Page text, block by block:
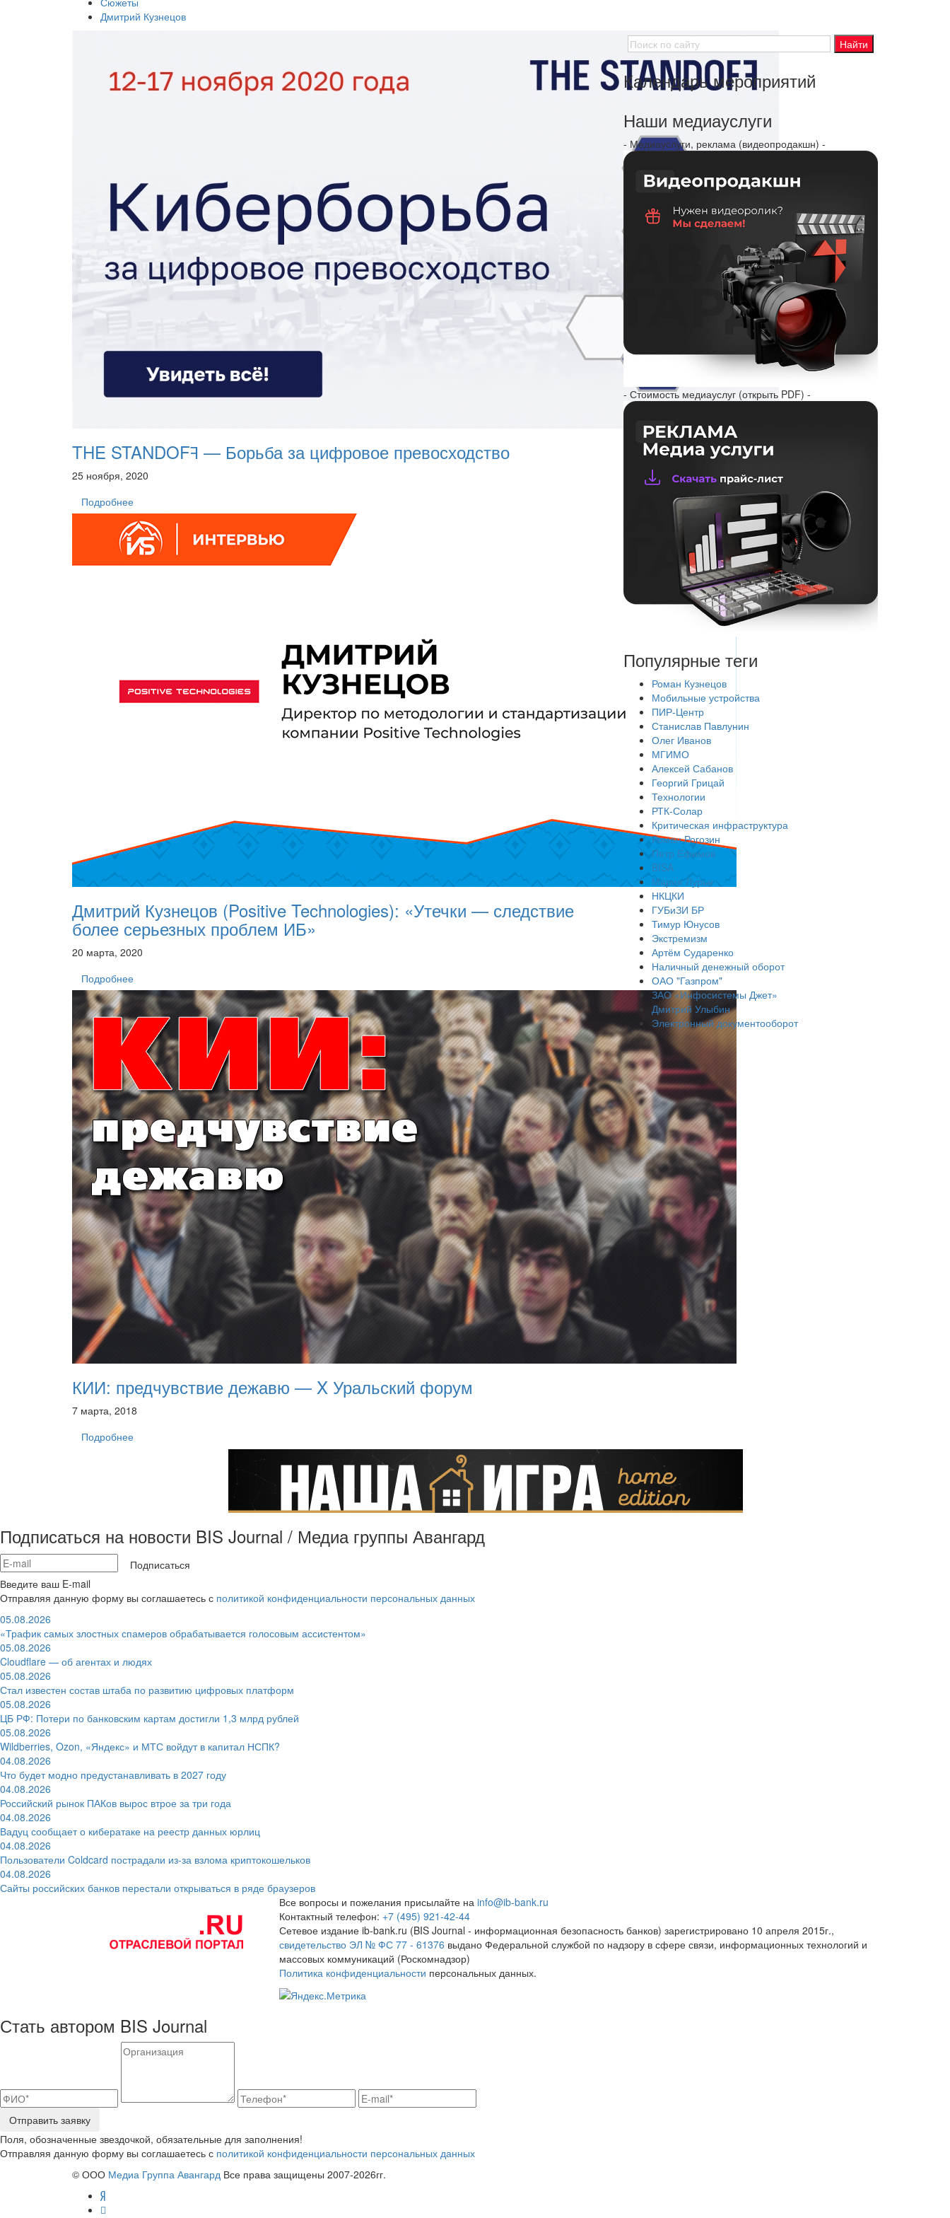
Дмитрий Кузнецов
THE STANDOFꟻ — Борьба за цифровое превосходство
25 ноября, 2020
Подробнее
Дмитрий Кузнецов (Positive Technologies): «Утечки — следствие
более серьезных проблем ИБ»
20 марта, 2020
Подробнее
КИИ: предчувствие дежавю — X Уральский форум
7 марта, 2018
Подробнее
Календарь мероприятий
Наши медиауслуги
- Медиауслуги, реклама (видеопродакшн) -
- Стоимость медиауслуг (открыть PDF) -
Популярные теги
Роман Кузнецов
Мобильные устройства
ПИР-Центр
Станислав Павлунин
Олег Иванов
МГИМО
Алексей Сабанов
Георгий Грицай
Технологии
РТК-Солар
Критическая инфраструктура
Роман Рогозин
Петр Ефимов
BISA
Мария Лурье
НКЦКИ
ГУБиЗИ БР
Тимур Юнусов
Экстремизм
Артём Сударенко
Наличный денежный оборот
ОАО "Газпром"
ЗАО «Инфосистемы Джет»
Дмитрий Улыбин
Электронный документооборот
Подписаться на новости BIS Journal / Медиа группы Авангард
Подписаться
Введите ваш E-mail
Отправляя данную форму вы соглашаетесь с политикой конфиденциальности персональных данных
05.08.2026
«Трафик самых злостных спамеров обрабатывается голосовым ассистентом»
05.08.2026
Cloudflare — об агентах и людях
05.08.2026
Стал известен состав штаба по развитию цифровых платформ
05.08.2026
ЦБ РФ: Потери по банковским картам достигли 1,3 млрд рублей
05.08.2026
Wildberries, Ozon, «Яндекс» и МТС войдут в капитал НСПК?
04.08.2026
Что будет модно предустанавливать в 2027 году
04.08.2026
Российский рынок ПАКов вырос втрое за три года
04.08.2026
Вадуц сообщает о кибератаке на реестр данных юрлиц
04.08.2026
Пользователи Coldcard пострадали из-за взлома криптокошельков
04.08.2026
Сайты российских банков перестали открываться в ряде браузеров
Все вопросы и пожелания присылайте на info@ib-bank.ru
Контактный телефон: +7 (495) 921-42-44
Сетевое издание ib-bank.ru (BIS Journal - информационная безопасность банков) зарегистрировано 10 апреля 2015г.,
свидетельство ЭЛ № ФС 77 - 61376 выдано Федеральной службой по надзору в сфере связи, информационных технологий и
массовых коммуникаций (Роскомнадзор)
Политика конфиденциальности персональных данных.
Стать автором BIS Journal
Отправить заявку
Поля, обозначенные звездочкой, обязательные для заполнения!
Отправляя данную форму вы соглашаетесь с политикой конфиденциальности персональных данных
© ООО Медиа Группа Авангард Все права защищены 2007-2026гг.